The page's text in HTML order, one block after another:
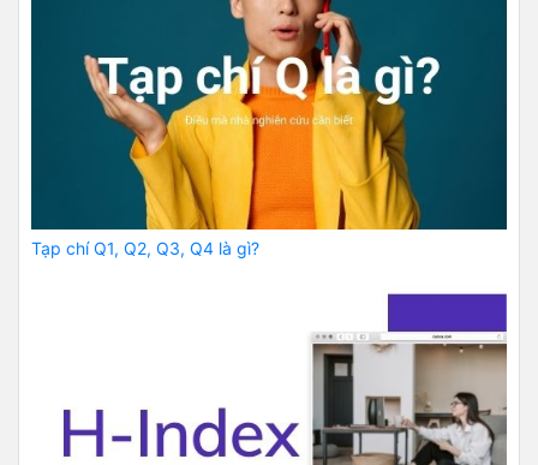
Tạp chí Q1, Q2, Q3, Q4 là gì?